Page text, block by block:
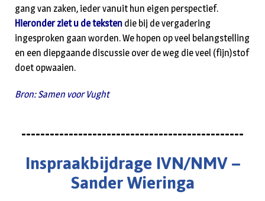
gang van zaken, ieder vanuit hun eigen perspectief.
Hieronder ziet u de teksten die bij de vergadering
ingesproken gaan worden. We hopen op veel belangstelling
en een diepgaande discussie over de weg die veel (fijn)stof
doet opwaaien.
Bron: Samen voor Vught
-----------------------------------------------
Inspraakbijdrage IVN/NMV –
Sander Wieringa